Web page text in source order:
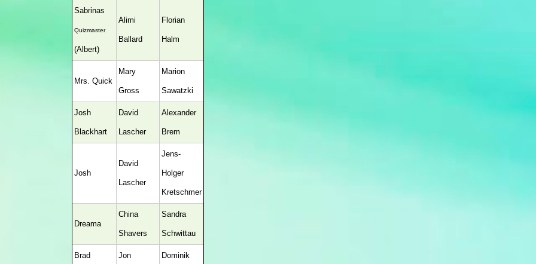
Sabrinas
Quizmaster
(Albert)
Alimi
Ballard
Florian
Halm
Mrs. Quick
Mary
Gross
Marion
Sawatzki
Josh
Blackhart
David
Lascher
Alexander
Brem
Josh
David
Lascher
Jens-
Holger
Kretschmer
Dreama
China
Shavers
Sandra
Schwittau
Brad Jon Dominik